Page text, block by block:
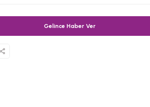
Gelince Haber Ver